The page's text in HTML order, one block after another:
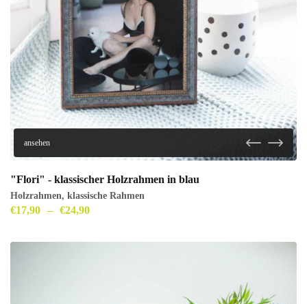
ansehen
"Flori" - klassischer Holzrahmen in blau
Holzrahmen, klassische Rahmen
€17,90 – €24,90